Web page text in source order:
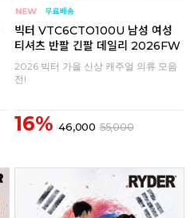
빅터 VTC6CTO100U 남성 여성
티셔츠 반팔 긴팔 데일리 2026FW
2026 빅터 가을 신상 캐주얼 의류 모음
전!
16% 46,000 55,000